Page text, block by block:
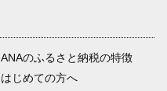
ANAのふるさと納税の特徴
はじめての方へ